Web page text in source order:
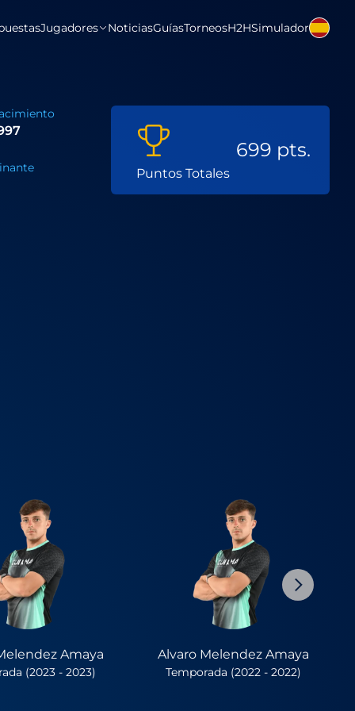
Jugadores NoticiasGuíasTorneosH2HSimulador
Puntos Totales
699 pts.
Amaya
(2023 - 2023)
Alvaro Melendez Amaya
Temporada (2022 - 2022)